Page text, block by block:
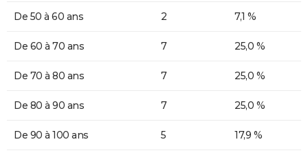
De 50 à 60 ans 2 7,1 %
De 60 à 70 ans 7 25,0 %
De 70 à 80 ans 7 25,0 %
De 80 à 90 ans 7 25,0 %
De 90 à 100 ans 5 17,9 %